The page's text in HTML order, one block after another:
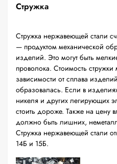
Стружка
Стружка нержавеющей стали
— продуктом механической
изделий. Это могут быть
проволока. Стоимость стружки
зависимости от сплава
образовалась. Если в
никеля и других легирующих
стоить дороже. Также на цену
должно быть лишних,
Стружка нержавеющей стали
14Б и 15Б.